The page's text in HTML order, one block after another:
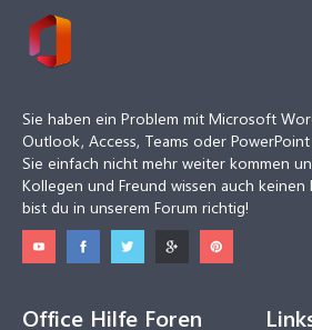
Sie haben ein Problem mit Microsoft
Outlook, Access, Teams oder
Sie einfach nicht mehr weiter kommen
Kollegen und Freund wissen auch keinen
bist du in unserem Forum richtig!
Office Hilfe Foren